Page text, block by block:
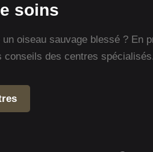
soins
oiseau sauvage blessé ? En
conseils des centres spécialisés.